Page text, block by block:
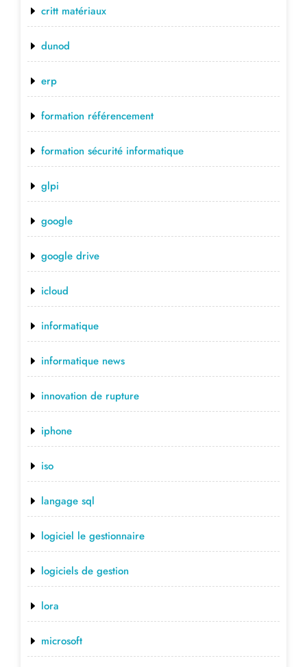
critt matériaux
dunod
erp
formation référencement
formation sécurité informatique
glpi
google
google drive
icloud
informatique
informatique news
innovation de rupture
iphone
iso
langage sql
logiciel le gestionnaire
logiciels de gestion
lora
microsoft